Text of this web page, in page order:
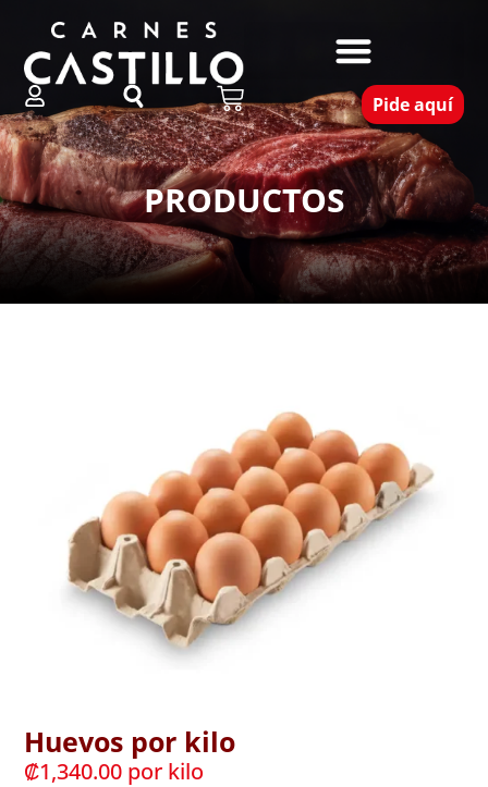
Pide aquí
PRODUCTOS
Huevos por kilo
₡1,340.00 por kilo